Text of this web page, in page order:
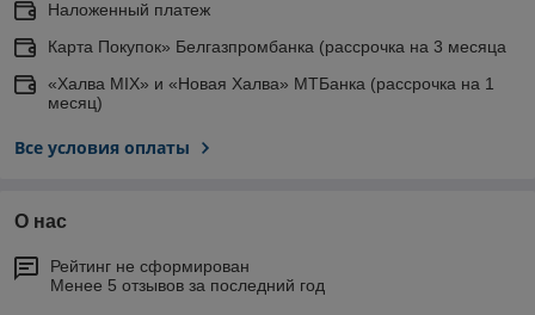
Наложенный платеж
Карта Покупок» Белгазпромбанка (рассрочка на 3 месяца
«Халва MIX» и «Новая Халва» МТБанка (рассрочка на 1
месяц)
Все условия оплаты
О нас
Рейтинг не сформирован
Менее 5 отзывов за последний год